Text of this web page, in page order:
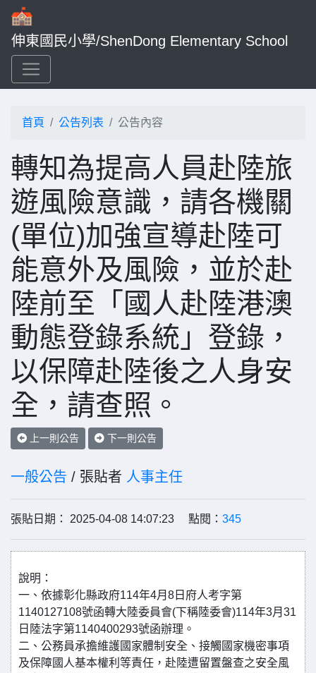
伸東國民小學/ShenDong Elementary School
首頁 公告列表 公告內容
轉知為提高人員赴陸旅
遊風險意識，請各機關
(單位)加強宣導赴陸可
能意外及風險，並於赴
陸前至「國人赴陸港澳
動態登錄系統」登錄，
以保障赴陸後之人身安
全，請查照。
上一則公告 下一則公告
一般公告 / 張貼者 人事主任
張貼日期： 2025-04-08 14:07:23 點閱： 345
說明：
一、依據彰化縣政府114年4月8日府人考字第
1140127108號函轉大陸委員會(下稱陸委會)114年3月31
日陸法字第1140400293號函辦理。
二、公務員承擔維護國家體制安全、接觸國家機密事項
及保障國人基本權利等責任，赴陸遭留置盤查之安全風